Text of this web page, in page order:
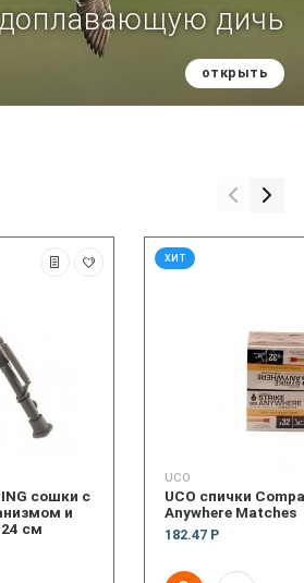
дичь
открыть
сошки с
и
см
ХИТ
UCO
UCO спички
Anywhere Matches
182.47 Р